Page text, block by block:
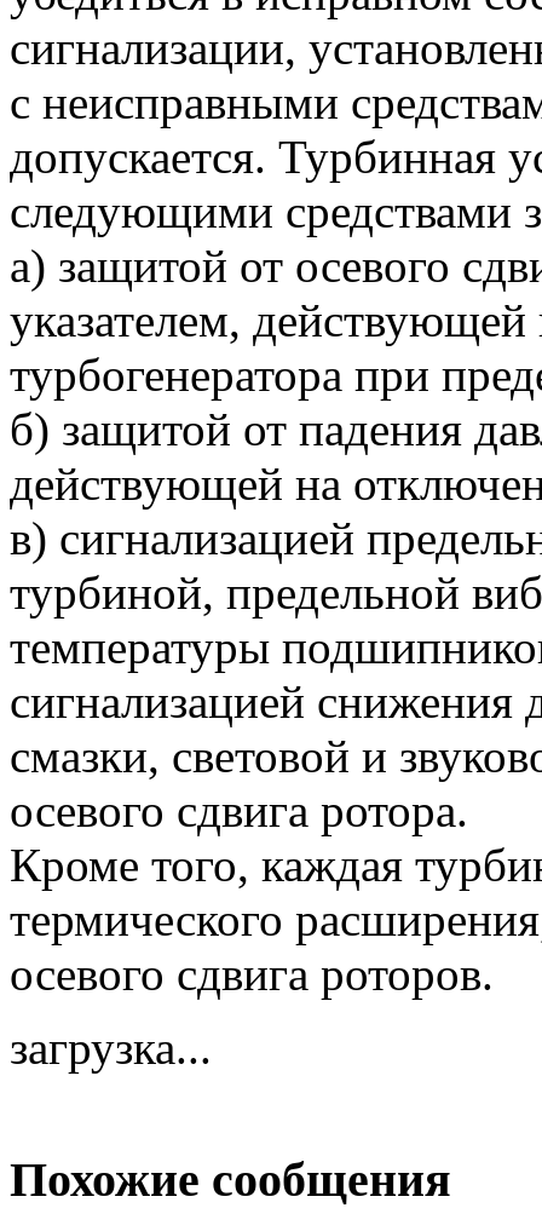
сигнализации,
с неисправными
допускается. Турбинная
следующими средствами
а) защитой от осевого
указателем,
турбогенератора при
б) защитой от падения
действующей на
в) сигнализацией
турбиной, предельной
температуры
сигнализацией снижения
смазки, световой и
осевого сдвига ротора.
Кроме того, каждая
термического
осевого сдвига роторов.
загрузка...
Похожие сообщения